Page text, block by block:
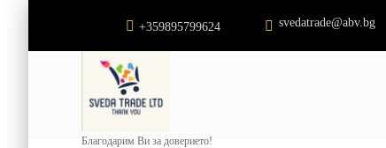
+359895799624 svedatrade@abv.bg
Благодарим Ви за доверието!